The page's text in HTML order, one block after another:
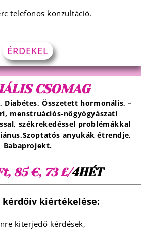
telefonos konzultáció.
ÉRDEKEL
CSOMAG
Diabétes, Összetett hormonális, –
menstruációs-nőgyógyászati
székrekedéssel problémákkal
anyukák étrendje,
Babaprojekt.
85 €, 73 £/4HÉT
kérdőív kiértékelése:
kiterjedő kérdések,